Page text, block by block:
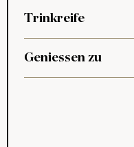
Trinkreife
Geniessen zu